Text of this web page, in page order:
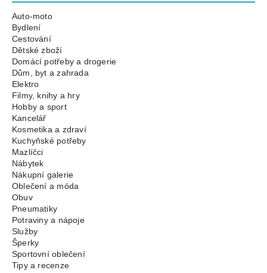
Auto-moto
Bydlení
Cestování
Dětské zboží
Domácí potřeby a drogerie
Dům, byt a zahrada
Elektro
Filmy, knihy a hry
Hobby a sport
Kancelář
Kosmetika a zdraví
Kuchyňské potřeby
Mazlíčci
Nábytek
Nákupní galerie
Oblečení a móda
Obuv
Pneumatiky
Potraviny a nápoje
Služby
Šperky
Sportovní oblečení
Tipy a recenze